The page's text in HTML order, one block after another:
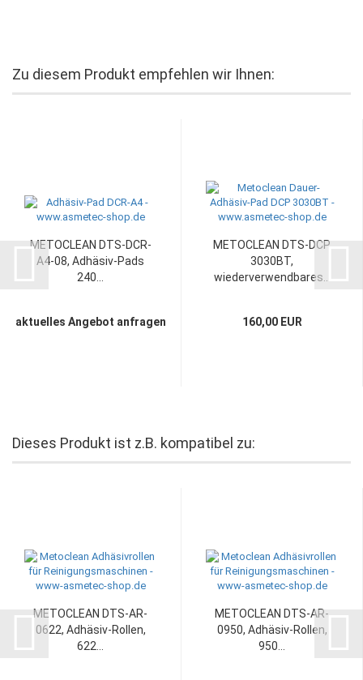
Zu diesem Produkt empfehlen wir Ihnen:
METOCLEAN DTS-DCR-
A4-08, Adhäsiv-Pads
240...
aktuelles Angebot anfragen
METOCLEAN DTS-DCP
3030BT,
wiederverwendbares...
160,00 EUR
Dieses Produkt ist z.B. kompatibel zu:
METOCLEAN DTS-AR-
0622, Adhäsiv-Rollen,
622...
METOCLEAN DTS-AR-
0950, Adhäsiv-Rollen,
950...